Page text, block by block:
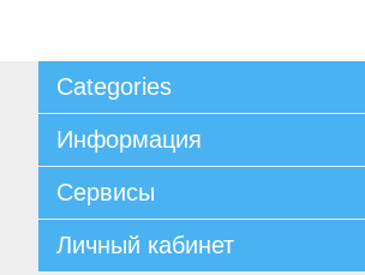
Categories
Информация
Доставка и возврат
Уведомление о конфиденциальности
Пользовательское соглашение
Сервисы
Новости
Личный кабинет